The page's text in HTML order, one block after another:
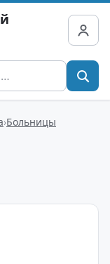
Больницы